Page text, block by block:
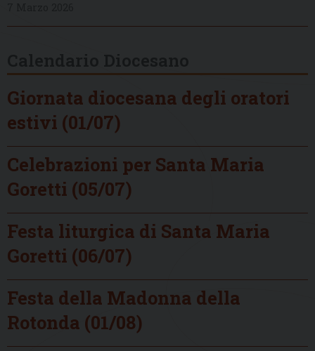
Giornata diocesana degli oratori
estivi (01/07)
Celebrazioni per Santa Maria
Goretti (05/07)
Festa liturgica di Santa Maria
Goretti (06/07)
Festa della Madonna della
Rotonda (01/08)